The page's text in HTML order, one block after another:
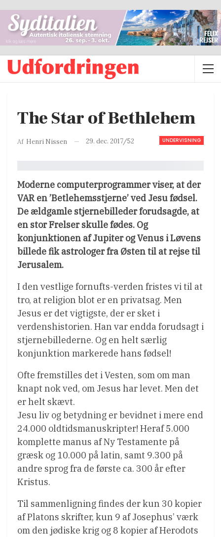
The Star of Bethlehem
UNDERVISNING
Af Henri Nissen 29. dec. 2017/52
Moderne computerprogrammer viser, at der
VAR en ’Betlehemsstjerne’ ved Jesu fødsel.
De ældgamle stjernebilleder forudsagde, at
en stor Frelser skulle fødes. Og
konjunktionen af Jupiter og Venus i Løvens
billede fik astrologer fra Østen til at rejse til
Jerusalem.
I den vestlige fornufts-verden fristes vi til at
tro, at religion blot er en privatsag. Men
Jesus er det vigtigste, der er sket i
verdenshistorien. Han var endda forudsagt i
stjernebillederne. Og en helt særlig
konjunktion markerede hans fødsel!
Ofte fremstilles det i Vesten, som om man
knapt nok ved, om Jesus har levet. Men det
er helt skævt.
Jesu liv og betydning er bevidnet i mere end
24.000 oldtidsmanuskripter! Heraf 5.000
komplette manus af Ny Testamente på
græsk og 10.000 på latin, samt 9.300 på
andre sprog fra de første ca. 300 år efter
Kristus.
Til sammenligning findes der kun 30 kopier
af Platons skrifter, kun 9 af Josephus’ værk
om den jødiske krig og 8 kopier af Herodots